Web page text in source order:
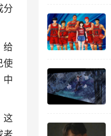
分
给
使
中
这